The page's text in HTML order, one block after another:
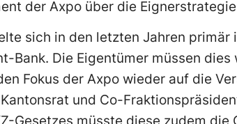
der Axpo über die
sich in den letzten Jahren
Bank. Die Eigentümer müssen
Fokus der Axpo wieder auf die
Kantonsrat und Co-